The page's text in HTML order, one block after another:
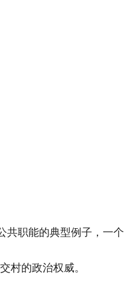
共职能的典型例子，一个
村的政治权威。